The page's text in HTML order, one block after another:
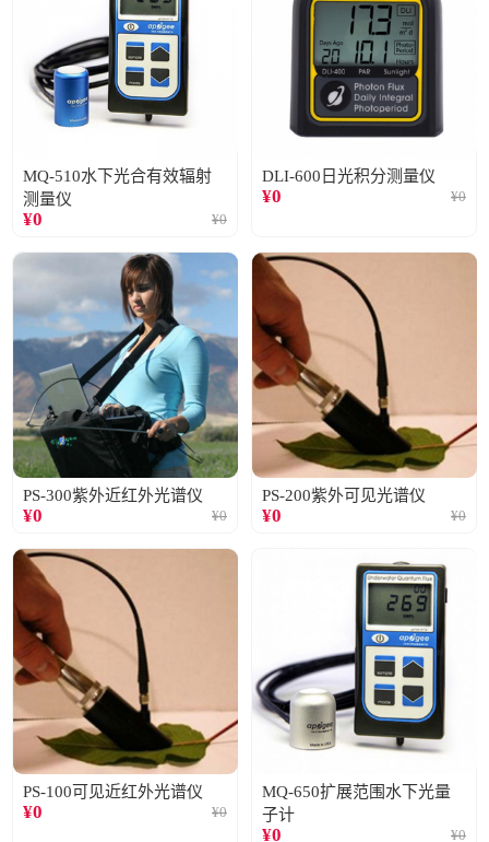
MQ-510水下光合有效辐射
测量仪
¥0 ¥0
DLI-600日光积分测量仪
¥0 ¥0
PS-300紫外近红外光谱仪
¥0 ¥0
PS-200紫外可见光谱仪
¥0 ¥0
PS-100可见近红外光谱仪
¥0 ¥0
MQ-650扩展范围水下光量
子计
¥0 ¥0